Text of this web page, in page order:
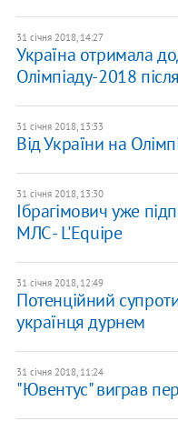
31 січня 2018, 14:27
Україна отримала
Олімпіаду-2018
31 січня 2018, 13:33
Від України на
31 січня 2018, 13:30
Ібрагімович уже
МЛС - L'Equipe
31 січня 2018, 12:49
Потенційний
українця дурнем
31 січня 2018, 11:24
"Ювентус" виграв